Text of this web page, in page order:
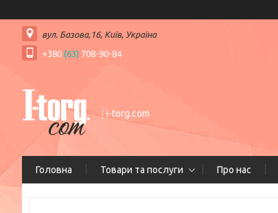
вул. Базова,16, Київ, Україна
+380 (63) 708-90-84
i-torg.com
Головна Товари та послуги Про нас